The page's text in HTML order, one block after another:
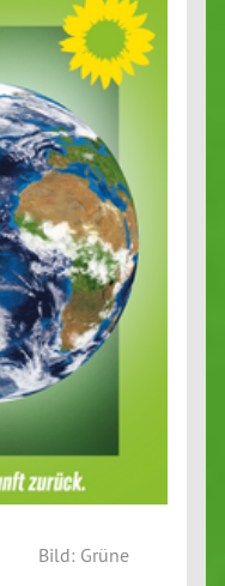
Bild: Grüne